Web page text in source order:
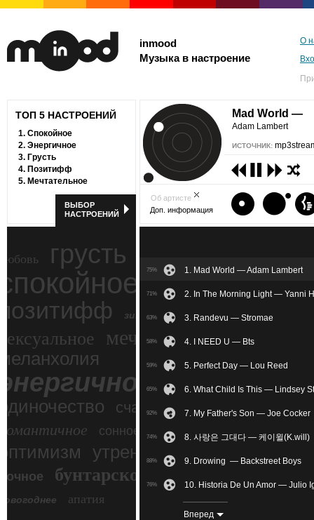
inmood
Музыка в настроение
О
ТОП 5 НАСТРОЕНИЙ
1. Спокойное
2. Энергичное
3. Грусть
4. Позитифф
5. Мечтательное
ВЫБОР
НАСТРОЕНИЙ
грусть
ностальгия
зимний экстрим
мечтательное
счастье
сонное
утреннее злость
бунтарское
беспокойное
апатия
Mad World —
Adam Lambert
ИСТОЧНИК:
Об артисте
Доп. информация
75% 1. Mad World — Adam Lambert
71% 2. In The Morning Light — Yanni
63% 3. Randevu — Stromae
58% 4. I NEED U — Bts
59% 5. Perfect Day — Lou Reed
65% 6. What Child Is This — Lindsey
92% 7. My Father's Son — Joe Cocker
74% 8. 사랑은 그대다 — 케이윌(K.will)
88% 9. Drowing — Backstreet Boys
76% 10. Historia De Un Amor — Julio
11. WIMU Neural Clan Remix
Вперед